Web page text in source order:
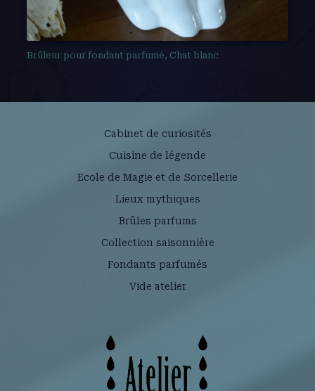
Brûleur pour fondant parfumé, Chat blanc
Cabinet de curiosités
Cuisine de légende
Ecole de Magie et de Sorcellerie
Lieux mythiques
Brûles parfums
Collection saisonnière
Fondants parfumés
Vide atelier